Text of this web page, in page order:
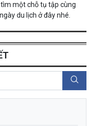
một chỗ tụ tập cùng
du lịch ở đây nhé.